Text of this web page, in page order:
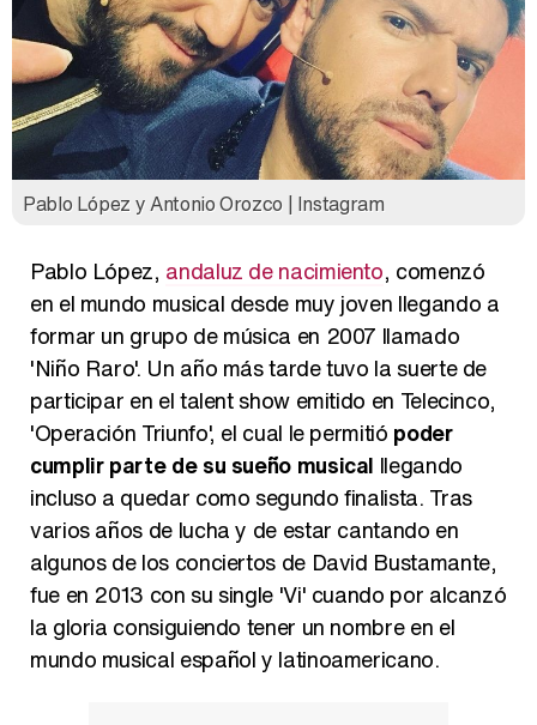
Pablo López y Antonio Orozco | Instagram
Pablo López, andaluz de nacimiento, comenzó
en el mundo musical desde muy joven llegando a
formar un grupo de música en 2007 llamado
'Niño Raro'. Un año más tarde tuvo la suerte de
participar en el talent show emitido en Telecinco,
'Operación Triunfo', el cual le permitió poder
cumplir parte de su sueño musical llegando
incluso a quedar como segundo finalista. Tras
varios años de lucha y de estar cantando en
algunos de los conciertos de David Bustamante,
fue en 2013 con su single 'Vi' cuando por alcanzó
la gloria consiguiendo tener un nombre en el
mundo musical español y latinoamericano.